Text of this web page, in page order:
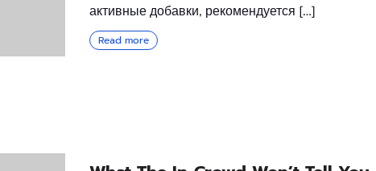
активные добавки, рекомендуется […]
Read more